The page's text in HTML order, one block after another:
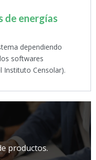
de energías
dependiendo
softwares
Instituto Censolar).
productos.